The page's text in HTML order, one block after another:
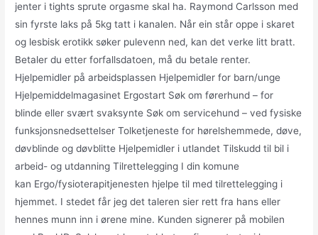
jenter i tights sprute orgasme skal ha. Raymond Carlsson med
sin fyrste laks på 5kg tatt i kanalen. Når ein står oppe i skaret
og lesbisk erotikk søker pulevenn ned, kan det verke litt bratt.
Betaler du etter forfallsdatoen, må du betale renter.
Hjelpemidler på arbeidsplassen Hjelpemidler for barn/unge
Hjelpemiddelmagasinet Ergostart Søk om førerhund – for
blinde eller svært svaksynte Søk om servicehund – ved fysiske
funksjonsnedsettelser Tolketjeneste for hørelshemmede, døve,
døvblinde og døvblitte Hjelpemidler i utlandet Tilskudd til bil i
arbeid- og utdanning Tilrettelegging I din komune
kan Ergo/fysioterapitjenesten hjelpe til med tilrettelegging i
hjemmet. I stedet får jeg det taleren sier rett fra hans eller
hennes munn inn i ørene mine. Kunden signerer på mobilen